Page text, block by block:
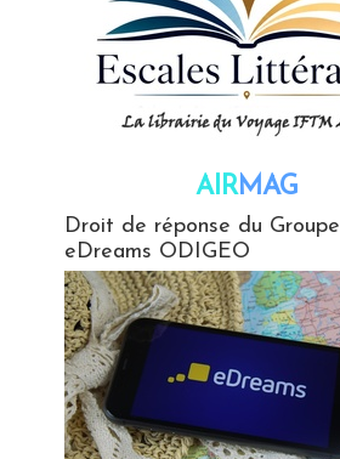
AIRMAG
Droit de réponse du Groupe
eDreams ODIGEO